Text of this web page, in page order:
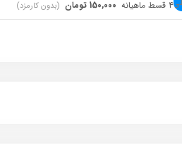
۴ قسط ماهیانه 150,000 تومان (بدون کارمزد)